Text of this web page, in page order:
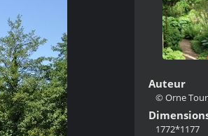
Auteur
© Orne
1772*1177